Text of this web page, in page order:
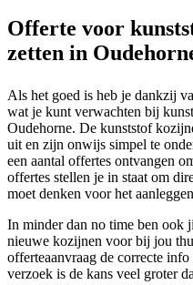
Offerte voor
zetten in
Als het goed is heb je dankzij
wat je kunt verwachten bij
Oudehorne. De kunststof
uit en zijn onwijs simpel te
een aantal offertes ontvangen
offertes stellen je in staat om
moet denken voor het
In minder dan no time ben ook
nieuwe kozijnen voor bij jou
offerteaanvraag de correcte
verzoek is de kans veel groter